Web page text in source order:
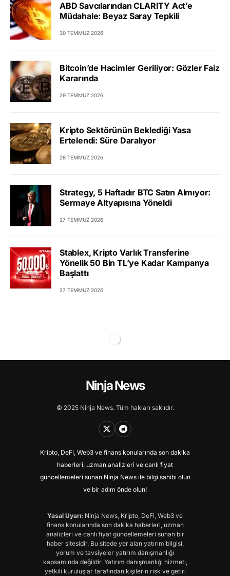
ABD Savcılarından CLARITY Act’e
Müdahale: Beyaz Saray Tepkili
30 TEMMUZ 2026
Bitcoin’de Hacimler Geriliyor: Gözler Faiz
Kararında
29 TEMMUZ 2026
Kripto Sektörünün Beklediği Yasa
Ertelendi: Süre Daralıyor
28 TEMMUZ 2026
Strategy, 5 Haftadır BTC Satın Almıyor:
Sermaye Altyapısına Yöneldi
27 TEMMUZ 2026
Stablex, Kripto Varlık Transferine
Yönelik 50 Bin TL’ye Kadar Kampanya
Başlattı
27 TEMMUZ 2026
Ninja News
© 2025 Ninja News. Tüm hakları saklıdır.
Kripto, DeFi, Web3 ve finans konularında son dakika
haberleri, uzman analizleri ve canlı fiyat
güncellemeleri sunan Ninja News ile bilgi sahibi olun
ve bir adım önde olun!
Yasal Uyarı: Ninja News, Kripto, DeFi, Web3 ve
finans konularında son dakika haberleri, uzman
analizleri ve canlı fiyat güncellemeleri sunan bir
haber sitesidir. Bu sitede yer alan yatırım bilgisi,
yorum ve tavsiyeler yatırım danışmanlığı
kapsamında değildir. Yatırım danışmanlığı hizmeti,
yetkili kuruluşlar tarafından kişilerin risk ve getiri